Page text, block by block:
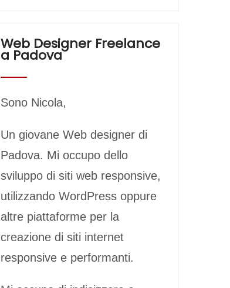
Web Designer Freelance
a Padova
Sono Nicola,
Un giovane Web designer di
Padova. Mi occupo dello
sviluppo di siti web responsive,
utilizzando WordPress oppure
altre piattaforme per la
creazione di siti internet
responsive e performanti.